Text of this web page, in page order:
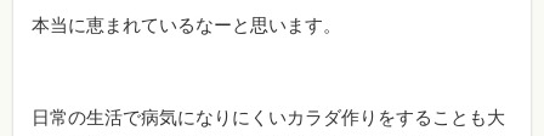
本当に恵まれているなーと思います。
日常の生活で病気になりにくいカラダ作りをすることも大